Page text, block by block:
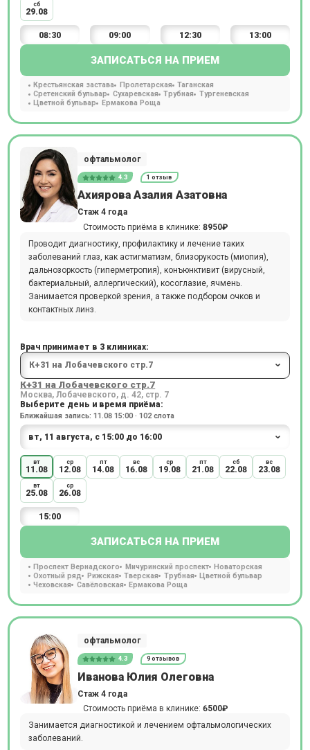
сб
29.08
08:30 09:00 12:30 13:00
ЗАПИСАТЬСЯ НА ПРИЕМ
Крестьянская застава Пролетарская
Таганская
Сретенский бульвар
Сухаревская Трубная
Тургеневская
Цветной бульвар
Ермакова Роща
офтальмолог
4.3 1 отзыв
Ахиярова Азалия Азатовна
Стаж 4 года
Стоимость приёма в клинике: 8950₽
Проводит диагностику, профилактику и лечение таких
заболеваний глаз, как астигматизм, близорукость (миопия),
дальнозоркость (гиперметропия), конъюнктивит (вирусный,
бактериальный, аллергический), косоглазие, ячмень.
Занимается проверкой зрения, а также подбором очков и
контактных линз.
Врач принимает в 3 клиниках:
К+31 на Лобачевского стр.7
Москва, Лобачевского, д. 42, стр. 7
Выберите день и время приёма:
Ближайшая запись: 11.08 15:00 · 102 слота
вт
11.08
ср
12.08
пт
14.08
вс
16.08
ср
19.08
пт
21.08
сб
22.08
вс
23.08
вт
25.08
ср
26.08
15:00
ЗАПИСАТЬСЯ НА ПРИЕМ
Проспект Вернадского Мичуринский проспект Новаторская
Охотный ряд
Рижская Тверская Трубная
Цветной бульвар
Чеховская
Савёловская Ермакова Роща
офтальмолог
4.3 9 отзывов
Иванова Юлия Олеговна
Стаж 4 года
Стоимость приёма в клинике: 6500₽
Занимается диагностикой и лечением офтальмологических
заболеваний.